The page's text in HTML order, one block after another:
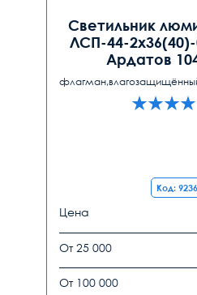
Светильник
ЛСП-44-2x36(40)-
Ардатов
Код:
Цена
От 25 000
От 100 000